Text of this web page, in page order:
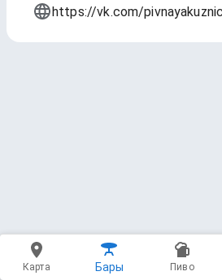
https://vk.com/
Карта Бары Пиво